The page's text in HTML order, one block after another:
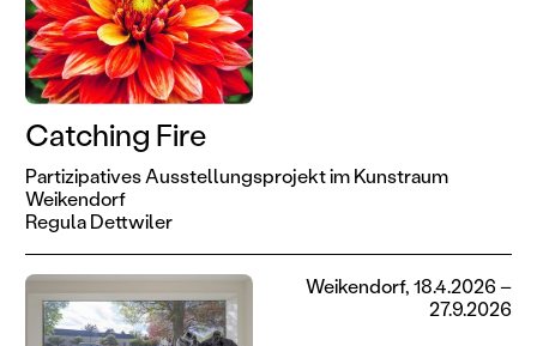
Catching Fire
Partizipatives Ausstellungsprojekt im Kunstraum
Weikendorf
Regula Dettwiler
Weikendorf, 18.4.2026 –
27.9.2026